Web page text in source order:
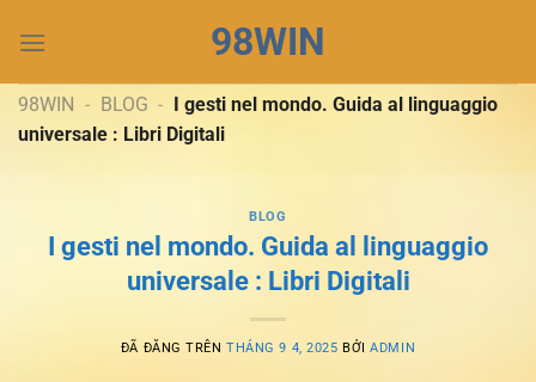
đến
dung
98WIN
98WIN - BLOG - I gesti nel mondo. Guida al linguaggio
universale : Libri Digitali
BLOG
I gesti nel mondo. Guida al linguaggio
universale : Libri Digitali
ĐÃ ĐĂNG TRÊNTHÁNG 9 4, 2025 BỞIADMIN